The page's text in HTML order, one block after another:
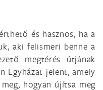
és hasznos, ha a
aki felismeri benne a
megtérés útjának
Egyházat jelent, amely
hogyan újítsa meg